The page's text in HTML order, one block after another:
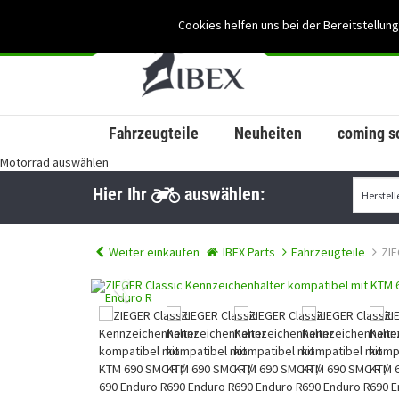
Cookies helfen uns bei der
Fahrzeugteile Neuheiten coming
Motorrad auswählen
Hier Ihr auswählen:
Weiter einkaufen IBEX Parts Fahrzeugteile